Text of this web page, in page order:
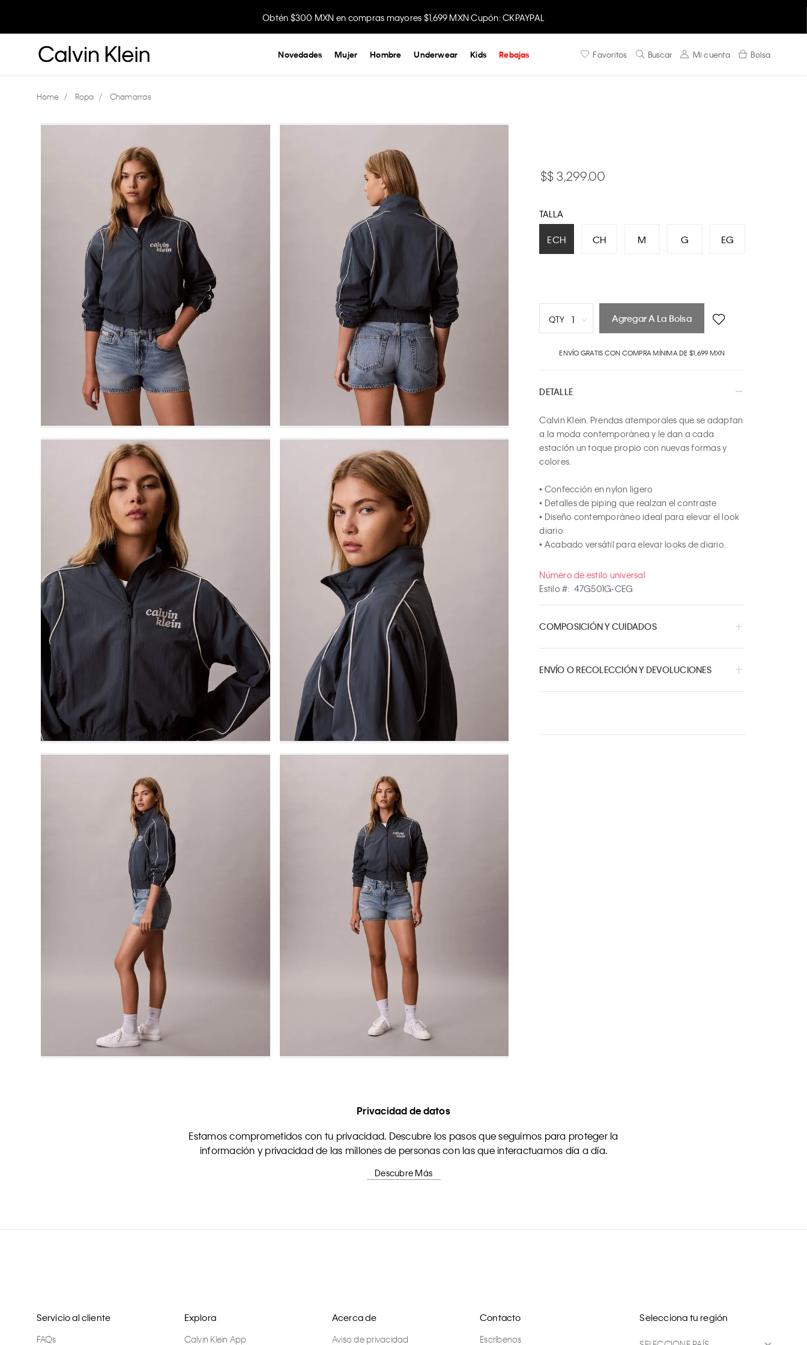
Obtén $300 MXN en compras mayores $1,699 MXN Cupón: CKPAYPAL
Disfruta envío gratis comprando en la app.
Favoritos Buscar Mi cuenta Bolsa
Novedades Mujer Hombre Underwear Kids Rebajas
Ropa Chamarras
$ 3,299.00
TALLA
ECH CH M G EG
QTY 1
6
7
8
9
Agregar A La Bolsa
ENVÍO GRATIS CON COMPRA MÍNIMA DE $1,699 MXN
DETALLE
Calvin Klein. Prendas atemporales que se adaptan
a la moda contemporánea y le dan a cada
estación un toque propio con nuevas formas y
colores.
• Confección en nylon ligero
• Detalles de piping que realzan el contraste
• Diseño contemporáneo ideal para elevar el look
diario
• Acabado versátil para elevar looks de diario.
Número de estilo universal
Estilo #: 47G501G-CEG
COMPOSICIÓN Y CUIDADOS
ENVÍO O RECOLECCIÓN Y DEVOLUCIONES
Privacidad de datos
Estamos comprometidos con tu privacidad. Descubre los pasos que seguimos para proteger la
información y privacidad de las millones de personas con las que interactuamos día a día.
Descubre Más
Servicio al cliente
FAQs
Explora
Calvin Klein App
Acerca de
Aviso de privacidad
Contacto
Escríbenos
Selecciona tu región